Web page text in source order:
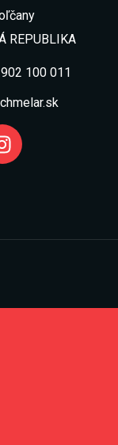
REPUBLIKA
100 011